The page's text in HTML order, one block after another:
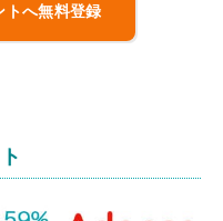
トへ無料登録